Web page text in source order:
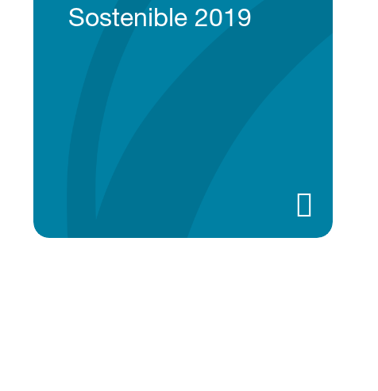
Sostenible 2019